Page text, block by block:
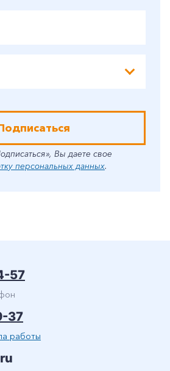
Вы даете свое
персональных данных.
57
37
работы